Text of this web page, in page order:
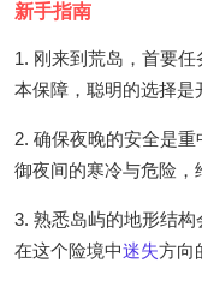
新手指南
1. 刚来到荒岛，首要
本保障，聪明的选择是
2. 确保夜晚的安全是
御夜间的寒冷与危险，
3. 熟悉岛屿的地形结
在这个险境中迷失方向